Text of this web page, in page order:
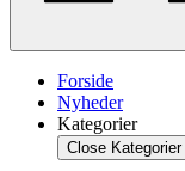
Forside
Nyheder
Kategorier
Close Kategorier